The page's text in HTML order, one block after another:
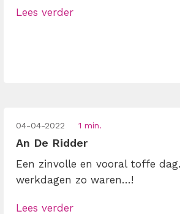
Lees verder
04-04-2022 1 min.
An De Ridder
Een zinvolle en vooral toffe
werkdagen zo waren…!
Lees verder